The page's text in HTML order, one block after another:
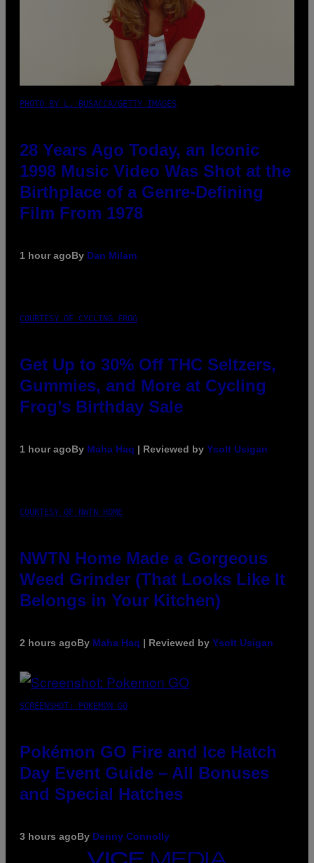
PHOTO BY L. BUSACCA/GETTY IMAGES
28 Years Ago Today, an Iconic
1998 Music Video Was Shot at the
Birthplace of a Genre-Defining
Film From 1978
1 hour agoBy Dan Milam
COURTESY OF CYCLING FROG
Get Up to 30% Off THC Seltzers,
Gummies, and More at Cycling
Frog’s Birthday Sale
1 hour agoBy Maha Haq | Reviewed by Ysolt Usigan
COURTESY OF NWTN HOME
NWTN Home Made a Gorgeous
Weed Grinder (That Looks Like It
Belongs in Your Kitchen)
2 hours agoBy Maha Haq | Reviewed by Ysolt Usigan
SCREENSHOT: POKEMON GO
Pokémon GO Fire and Ice Hatch
Day Event Guide – All Bonuses
and Special Hatches
3 hours agoBy Denny Connolly
VICE